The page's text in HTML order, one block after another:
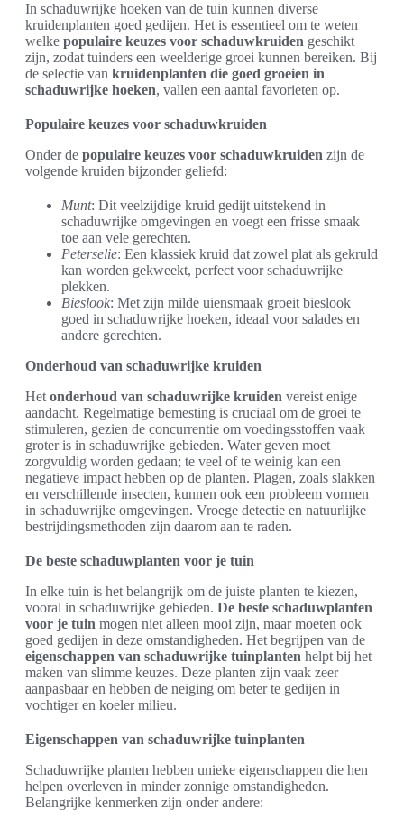
In schaduwrijke hoeken van de tuin kunnen diverse
kruidenplanten goed gedijen. Het is essentieel om te weten
welke populaire keuzes voor schaduwkruiden geschikt
zijn, zodat tuinders een weelderige groei kunnen bereiken. Bij
de selectie van kruidenplanten die goed groeien in
schaduwrijke hoeken, vallen een aantal favorieten op.
Populaire keuzes voor schaduwkruiden
Onder de populaire keuzes voor schaduwkruiden zijn de
volgende kruiden bijzonder geliefd:
Munt: Dit veelzijdige kruid gedijt uitstekend in
schaduwrijke omgevingen en voegt een frisse smaak
toe aan vele gerechten.
Peterselie: Een klassiek kruid dat zowel plat als gekruld
kan worden gekweekt, perfect voor schaduwrijke
plekken.
Bieslook: Met zijn milde uiensmaak groeit bieslook
goed in schaduwrijke hoeken, ideaal voor salades en
andere gerechten.
Onderhoud van schaduwrijke kruiden
Het onderhoud van schaduwrijke kruiden vereist enige
aandacht. Regelmatige bemesting is cruciaal om de groei te
stimuleren, gezien de concurrentie om voedingsstoffen vaak
groter is in schaduwrijke gebieden. Water geven moet
zorgvuldig worden gedaan; te veel of te weinig kan een
negatieve impact hebben op de planten. Plagen, zoals slakken
en verschillende insecten, kunnen ook een probleem vormen
in schaduwrijke omgevingen. Vroege detectie en natuurlijke
bestrijdingsmethoden zijn daarom aan te raden.
De beste schaduwplanten voor je tuin
In elke tuin is het belangrijk om de juiste planten te kiezen,
vooral in schaduwrijke gebieden. De beste schaduwplanten
voor je tuin mogen niet alleen mooi zijn, maar moeten ook
goed gedijen in deze omstandigheden. Het begrijpen van de
eigenschappen van schaduwrijke tuinplanten helpt bij het
maken van slimme keuzes. Deze planten zijn vaak zeer
aanpasbaar en hebben de neiging om beter te gedijen in
vochtiger en koeler milieu.
Eigenschappen van schaduwrijke tuinplanten
Schaduwrijke planten hebben unieke eigenschappen die hen
helpen overleven in minder zonnige omstandigheden.
Belangrijke kenmerken zijn onder andere: